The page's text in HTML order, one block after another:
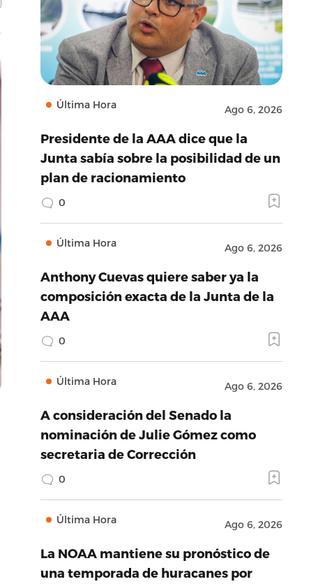
Última Hora Ago 6, 2026
Presidente de la AAA dice que la
Junta sabía sobre la posibilidad de un
plan de racionamiento
0
Última Hora Ago 6, 2026
Anthony Cuevas quiere saber ya la
composición exacta de la Junta de la
AAA
0
Última Hora Ago 6, 2026
A consideración del Senado la
nominación de Julie Gómez como
secretaria de Corrección
0
Última Hora Ago 6, 2026
La NOAA mantiene su pronóstico de
una temporada de huracanes por